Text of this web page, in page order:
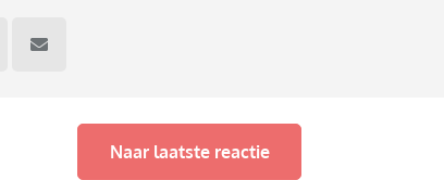
Naar laatste reactie